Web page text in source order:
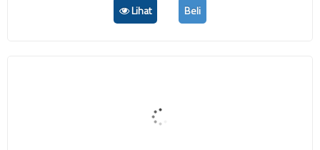
Lihat Beli